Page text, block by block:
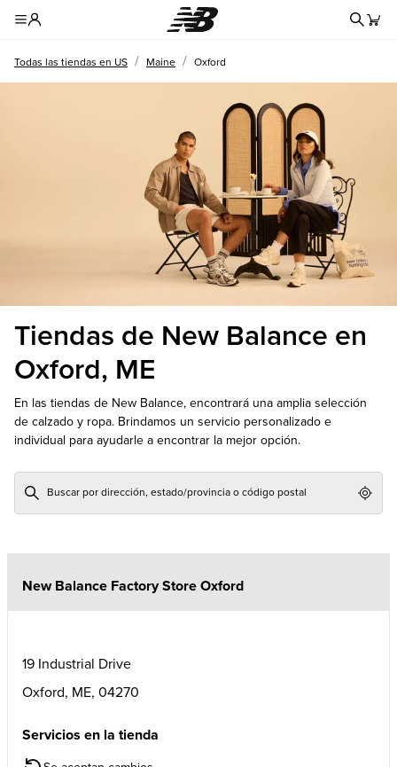
Todas las tiendas en US / Maine / Oxford
Tiendas de New Balance en
Oxford, ME
En las tiendas de New Balance, encontrará una amplia selección
de calzado y ropa. Brindamos un servicio personalizado e
individual para ayudarle a encontrar la mejor opción.
New Balance Factory Store Oxford
19 Industrial Drive
Oxford, ME, 04270
Servicios en la tienda